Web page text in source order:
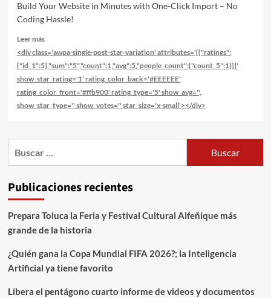
Build Your Website in Minutes with One-Click Import – No
Coding Hassle!
Leer más
<div class='awpa-single-post-star-variation' attributes='[{"ratings":
{"id_1":5},"sum":"5","count":1,"avg":5,"people_count":{"count_5":1}}]'
show_star_rating='1' rating_color_back='#EEEEEE'
rating_color_front='#ffb900' rating_type='5' show_avg='',
show_star_type='' show_votes='' star_size='x-small'></div>
Publicaciones recientes
Prepara Toluca la Feria y Festival Cultural Alfeñique más
grande de la historia
¿Quién gana la Copa Mundial FIFA 2026?; la Inteligencia
Artificial ya tiene favorito
Libera el pentágono cuarto informe de videos y documentos